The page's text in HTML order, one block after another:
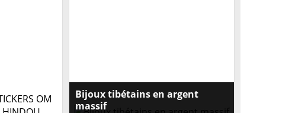
Bijoux tibétains en argent
massif